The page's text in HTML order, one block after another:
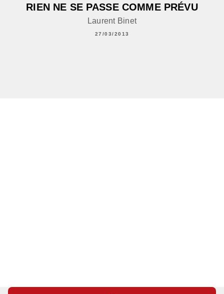
RIEN NE SE PASSE COMME PRÉVU
Laurent Binet
27/03/2013